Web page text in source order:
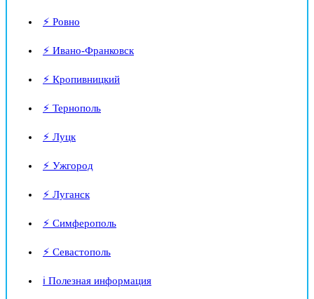
⚡ Ровно
⚡ Ивано-Франковск
⚡ Кропивницкий
⚡ Тернополь
⚡ Луцк
⚡ Ужгород
⚡ Луганск
⚡ Симферополь
⚡ Севастополь
ℹ️ Полезная информация